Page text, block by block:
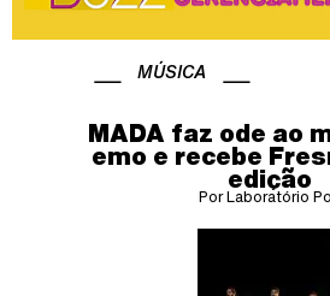
MÚSICA
MADA faz ode ao
emo e recebe
edição
Por Laboratório